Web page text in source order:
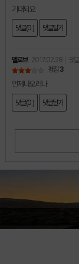
기대되요
댓글(0 ) 댓글달기
델로브 2017.02.28 댓글
평점 3
언제나오려나
댓글(0 ) 댓글달기